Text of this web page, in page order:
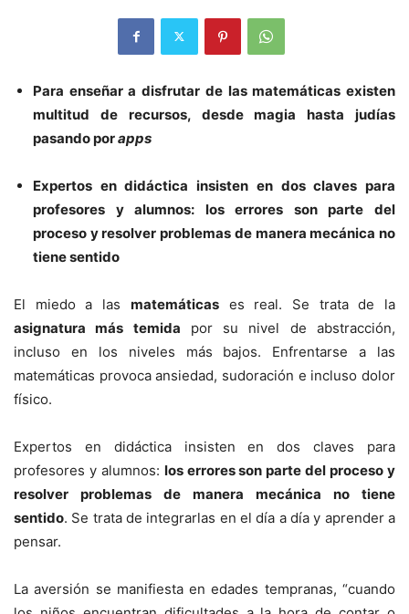
Para enseñar a disfrutar de las matemáticas existen
multitud de recursos, desde magia hasta judías
pasando porapps
Expertos en didáctica insisten en dos claves para
profesores y alumnos: los errores son parte del
proceso y resolver problemas de manera mecánica no
tiene sentido
El miedo a las matemáticases real. Se trata de la
asignatura más temida por su nivel de abstracción,
incluso en los niveles más bajos. Enfrentarse a las
matemáticas provoca ansiedad, sudoración e incluso dolor
físico.
Expertos en didáctica insisten en dos claves para
profesores y alumnos: los errores son parte del proceso y
resolver problemas de manera mecánica no tiene
sentido. Se trata de integrarlas en el día a día y aprender a
pensar.
La aversión se manifiesta en edades tempranas, “cuando